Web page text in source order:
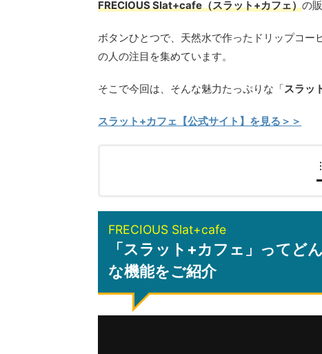
FRECIOUS Slat+cafe（スラット+カフェ）の
ボタンひとつで、天然水で作ったドリップコー
の人の注目を集めています。
そこで今回は、そんな魅力たっぷりな「スラッ
スラット+カフェ【公式サイト】を見る＞＞
FRECIOUS Slat+cafe
「スラット+カフェ」ってど
な機能をご紹介